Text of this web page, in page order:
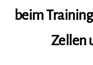
beim
Zellen